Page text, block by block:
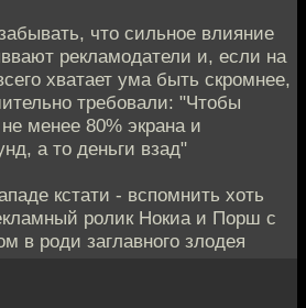
что сильное влияние
рекламодатели и, если на
хватает ума быть скромнее,
требовали: "Чтобы
менее 80% экрана и
а то деньги взад"
кстати - вспомнить хоть
ролик Нокиа и Порш с
в роди заглавного злодея